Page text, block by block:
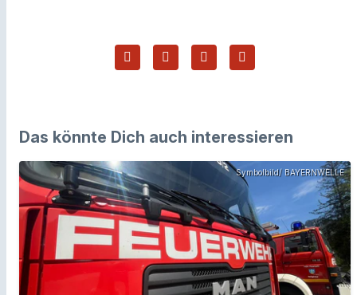
Das könnte Dich auch interessieren
Symbolbild/ BAYERNWELLE